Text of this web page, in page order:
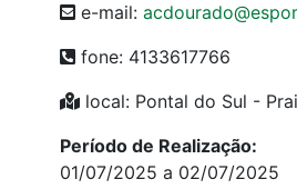
e-mail:
fone: 4133617766
local: Pontal do Sul -
Período de Realização:
01/07/2025 a 02/07/2025